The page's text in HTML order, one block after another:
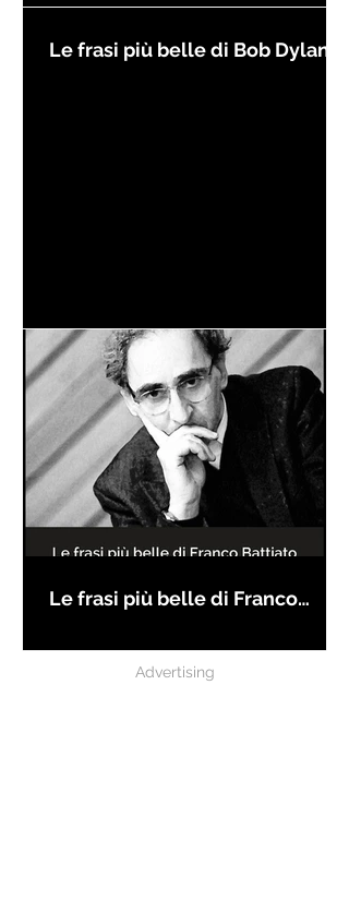
Le frasi più belle di Bob Dylan
Le frasi più belle di Franco
Advertising